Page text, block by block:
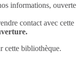
informations, ouverte
contact avec cette
cette bibliothèque.